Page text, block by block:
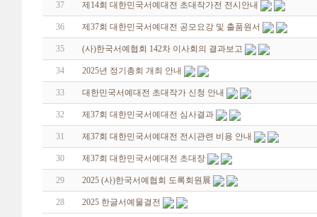
37 제14회 대한민국서예대전 초대작가전 전시안내
36 제37회 대한민국서예대전 공모요강 및 출품원서
35 (사)한국서예협회 142차 이사회의 결과보고
34 2025년 정기총회 개최 안내
33 대한민국서예대전 초대작가 신청 안내
32 제37회 대한민국서예대전 심사결과
31 제37회 대한민국서예대전 전시관련 비용 안내
30 제37회 대한민국서예대전 초대장
29 2025 (사)한국서예협회 도록회원展
28 2025 한글서예물결전